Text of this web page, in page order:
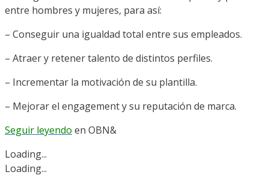
entre hombres y mujeres, para así:
– Conseguir una igualdad total entre sus empleados.
– Atraer y retener talento de distintos perfiles.
– Incrementar la motivación de su plantilla.
– Mejorar el engagement y su reputación de marca.
Seguir leyendo en OBN&
Loading...
Loading...